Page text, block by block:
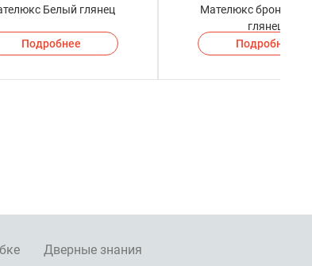
Белый глянец
Подробнее
Мателюкс бронза
глянец
Подробнее
Дверные знания